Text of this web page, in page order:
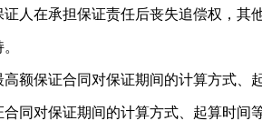
人在承担保证责任后丧失追偿权，其
保证合同对保证期间的计算方式、
对保证期间的计算方式、起算时间